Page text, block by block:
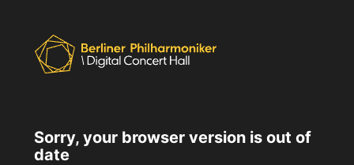
Sorry, your browser version is out of
date